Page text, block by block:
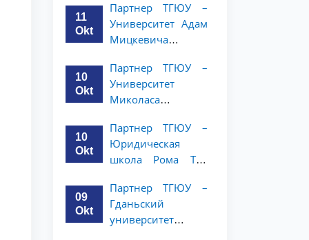
курсов ТГЮУ
объявляет
программу
академической
студентов 2–3
курсов ТГЮУ
11
Okt
Партнер ТГЮУ –
Университет Адам
Мицкевича
программу
академической
мобильности для
курсов ТГЮУ
10
Okt
Партнер ТГЮУ –
Университет
Миколаса
объявляет
программу
академической
студентов 2–3
курсов
10
Okt
Партнер ТГЮУ –
Юридическая
школа Рома Тре
программе
академической
мобильности для
09
Okt
Партнер ТГЮУ –
Гданьский
университет